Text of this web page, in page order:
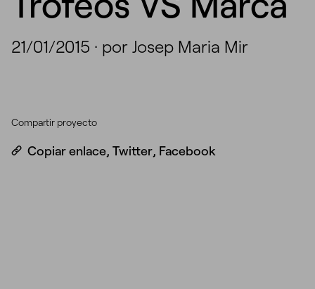
21/01/2015 · por Josep Maria Mir
Compartir proyecto
Copiar enlace, Twitter, Facebook